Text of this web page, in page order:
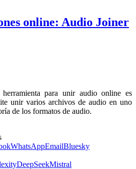
online: Audio Joiner
para unir audio online es
unir varios archivos de audio en uno
de los formatos de audio.
WhatsAppEmailBluesky
DeepSeekMistral